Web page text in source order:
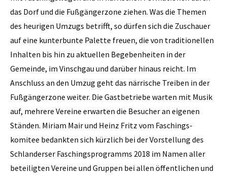
das Dorf und die Fußgängerzone ziehen. Was die Themen
des heurigen Umzugs betrifft, so dürfen sich die Zuschauer
auf eine kunterbunte Palette freuen, die von traditionellen
Inhalten bis hin zu aktuellen Begebenheiten in der
Gemeinde, im Vinschgau und darüber hinaus reicht. Im
Anschluss an den Umzug geht das närrische Treiben in der
Fußgängerzone weiter. Die Gastbetriebe warten mit Musik
auf, mehrere Vereine erwarten die Besucher an eigenen
Ständen. Miriam Mair und Heinz Fritz vom Faschings-
komitee bedankten sich kürzlich bei der Vorstellung des
Schlanderser Faschingsprogramms 2018 im Namen aller
beteiligten Vereine und Gruppen bei allen öffentlichen und